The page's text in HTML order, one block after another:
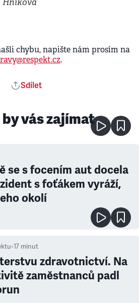
chybu, napište nám prosím na
.
Sdílet
vás zajímat
se s focením aut docela
s foťákem vyráží,
okolí
•17 minut
zdravotnictví. Na
zaměstnanců padl